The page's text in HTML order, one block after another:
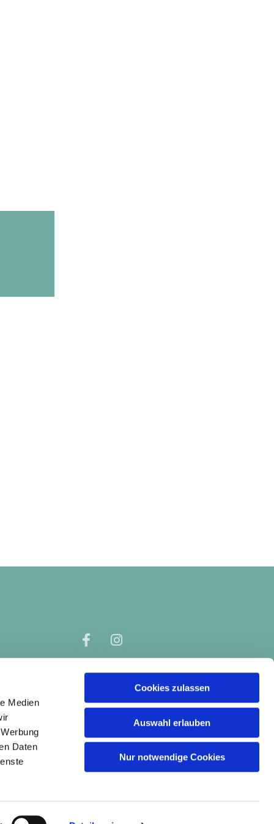
Medien
Daten
Cookies zulassen
Auswahl erlauben
Nur notwendige Cookies